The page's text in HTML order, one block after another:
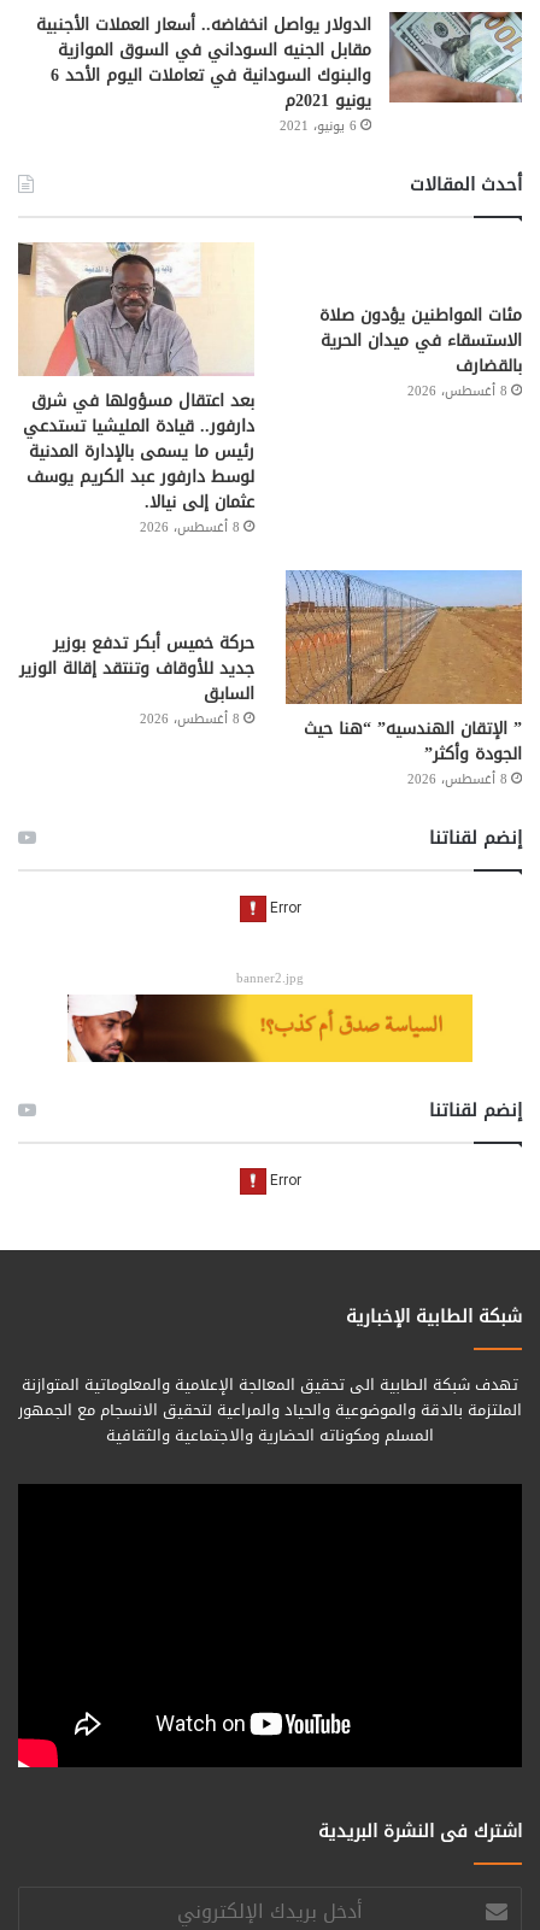
الدولار يواصل انخفاضه.. أسعار العملات الأجنبية
مقابل الجنيه السوداني في السوق الموازية
والبنوك السودانية في تعاملات اليوم الأحد 6
يونيو 2021م
6 يونيو، 2021
أحدث المقالات
مئات المواطنين يؤدون صلاة
الاستسقاء في ميدان الحرية
بالقضارف
8 أغسطس، 2026 بعد اعتقال مسؤولها في شرق
دارفور.. قيادة المليشيا تستدعي
رئيس ما يسمى بالإدارة المدنية
لوسط دارفور عبد الكريم يوسف
عثمان إلى نيالا.
8 أغسطس، 2026
” الإتقان الهندسيه” “هنا حيث
الجودة وأكثر”
8 أغسطس، 2026
حركة خميس أبكر تدفع بوزير
جديد للأوقاف وتنتقد إقالة الوزير
السابق
8 أغسطس، 2026
إنضم لقناتنا
banner2.jpg
إنضم لقناتنا
شبكة الطابية الإخبارية
تهدف شبكة الطابية الى تحقيق المعالجة الإعلامية والمعلوماتية المتوازنة
الملتزمة بالدقة والموضوعية والحياد والمراعية لتحقيق الانسجام مع الجمهور
المسلم ومكوناته الحضارية والاجتماعية والثقافية
اشترك فى النشرة البريدية
أدخل